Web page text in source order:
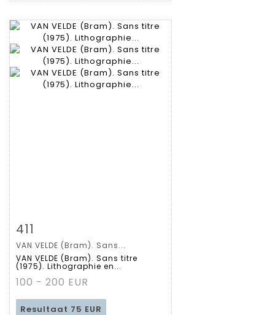
Gedetailleerde
fiche
411
VAN VELDE (Bram). Sans...
VAN VELDE (Bram). Sans titre
(1975). Lithographie en...
100 - 200 EUR
Resultaat 75 EUR